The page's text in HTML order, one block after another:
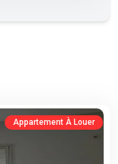
Appartement À Louer